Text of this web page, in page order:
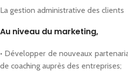
La gestion administrative des clients
Au niveau du marketing,
• Développer de nouveaux
de coaching auprès des entreprises;